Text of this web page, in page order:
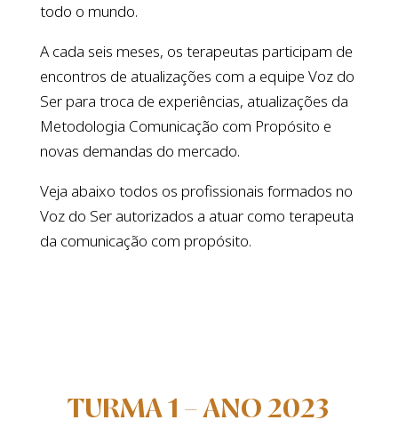
todo o mundo.
A cada seis meses, os terapeutas participam de
encontros de atualizações com a equipe Voz do
Ser para troca de experiências, atualizações da
Metodologia Comunicação com Propósito e
novas demandas do mercado.
Veja abaixo todos os profissionais formados no
Voz do Ser autorizados a atuar como terapeuta
da comunicação com propósito.
TURMA 1 – ANO 2023